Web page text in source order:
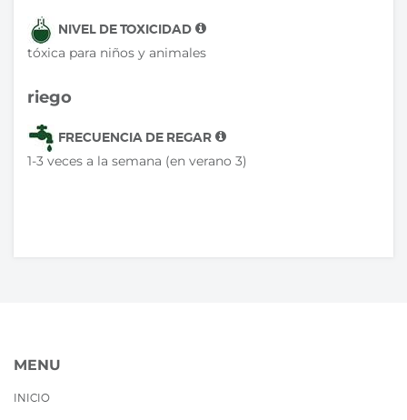
NIVEL DE TOXICIDAD
tóxica para niños y animales
riego
FRECUENCIA DE REGAR
1-3 veces a la semana (en verano 3)
MENU
INICIO